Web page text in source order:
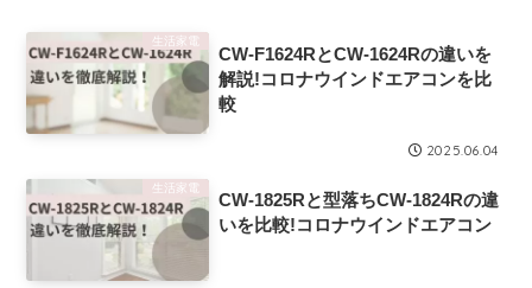
生活家電
CW-F1624RとCW-1624Rの違いを
解説!コロナウインドエアコンを比
較
2025.06.04
生活家電
CW-1825Rと型落ちCW-1824Rの違
いを比較!コロナウインドエアコン